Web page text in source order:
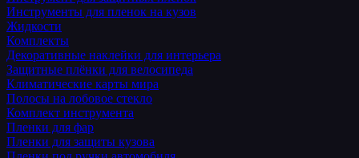
Инструменты для пленок на кузов
Жидкости
Комплекты
Декоративные наклейки для интерьера
Защитные плёнки для велосипеда
Климатические карты мира
Полосы на лобовое стекло
Комплект инструмента
Пленки для фар
Пленки для защиты кузова